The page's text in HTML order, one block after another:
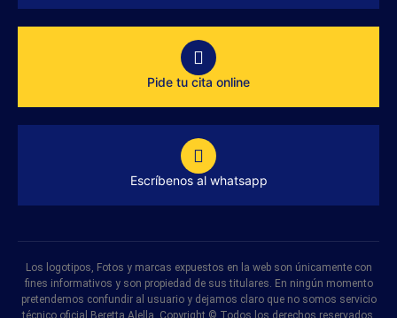
Pide tu cita online
Escríbenos al whatsapp
Los logotipos, Fotos y marcas expuestos en la web son únicamente con
fines informativos y son propiedad de sus titulares. En ningún momento
pretendemos confundir al usuario y dejamos claro que no somos servicio
técnico oficial Beretta Alella. Copyright © Todos los derechos reservados.